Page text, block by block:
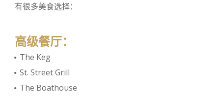
有很多美食选择：
高级餐厅：
The Keg
St. Street Grill
The Boathouse